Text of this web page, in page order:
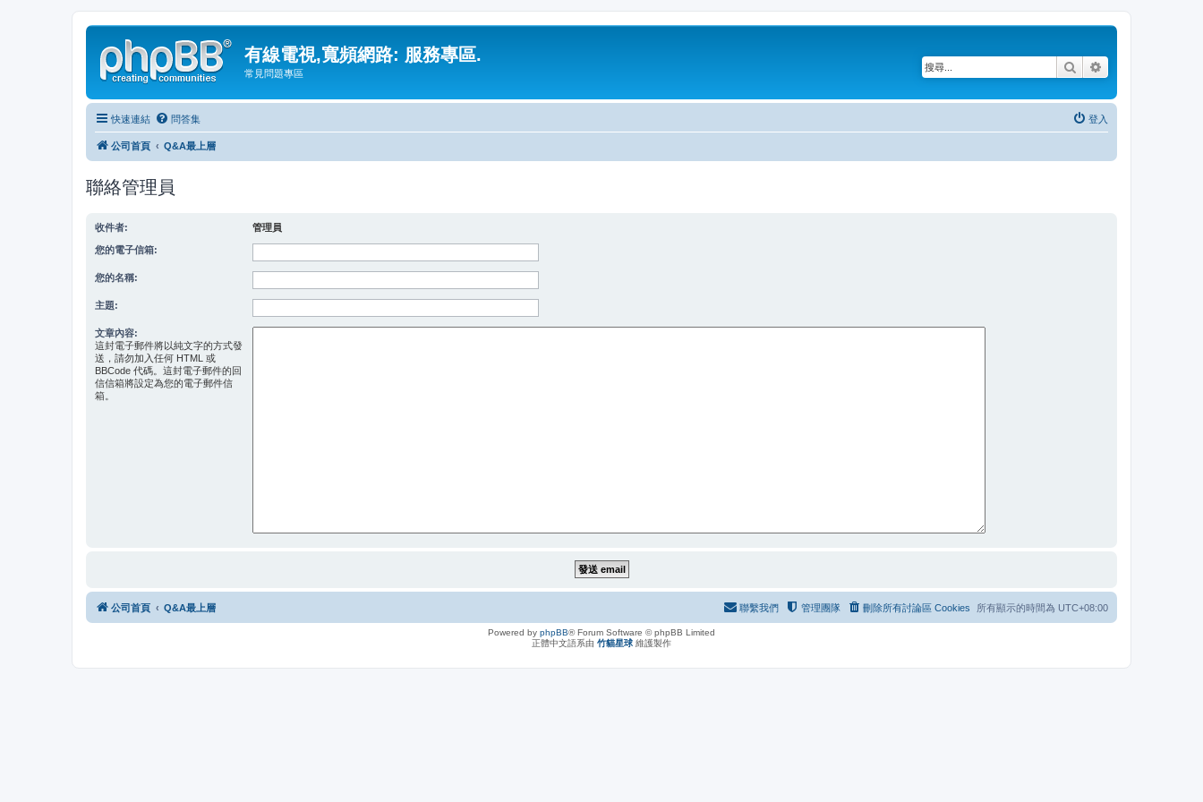
有線電視,寬頻網路: 服務專區.
常見問題專區 搜尋
快速連結 問答集 登入
公司首頁 Q&A最上層
聯絡管理員
收件者: 管理員
您的電子信箱:
您的名稱:
主題:
文章內容:
這封電子郵件將以純文字的方式發
送，請勿加入任何 HTML 或
BBCode 代碼。這封電子郵件的回
信信箱將設定為您的電子郵件信
箱。
公司首頁 Q&A最上層 所有顯示的時間為 UTC+08:00
刪除所有討論區 Cookies
管理團隊
聯繫我們
Powered by phpBB® Forum Software © phpBB Limited
正體中文語系由 竹貓星球 維護製作